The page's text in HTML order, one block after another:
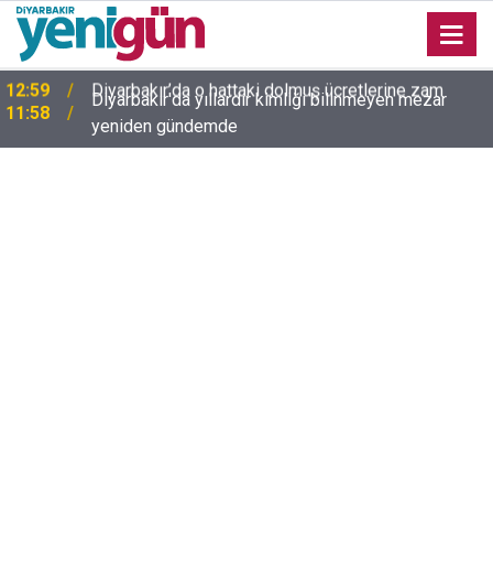
11:58
Diyarbakır'da yıllardır kimliği bilinmeyen mezar
yeniden gündemde